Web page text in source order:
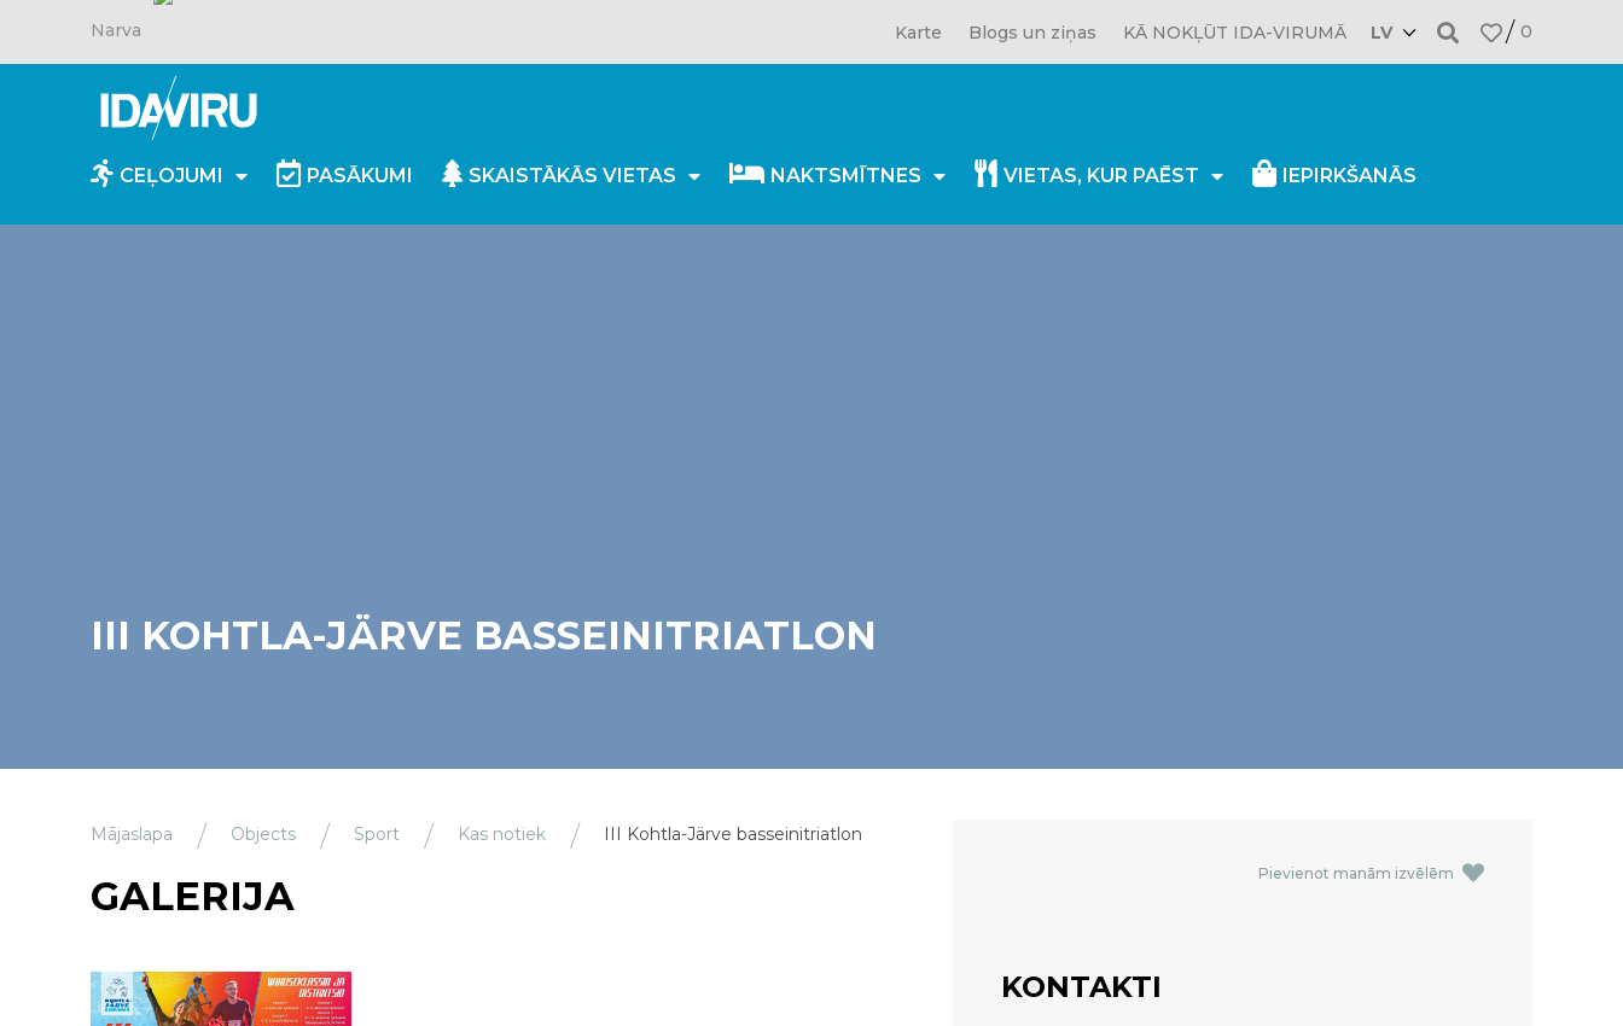
Narva Karte Blogs un ziņas KĀ NOKĻŪT IDA-VIRUMĀ LV 0
CEĻOJUMI PASĀKUMI SKAISTĀKĀS VIETAS NAKTSMĪTNES VIETAS, KUR PAĒST IEPIRKŠANĀS
III KOHTLA-JÄRVE BASSEINITRIATLON
Mājaslapa Objects Sport Kas notiek III Kohtla-Järve basseinitriatlon
GALERIJA Pievienot manām izvēlēm
KONTAKTI